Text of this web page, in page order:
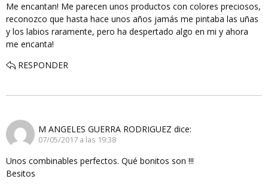
Me encantan! Me parecen unos productos con colores preciosos,
reconozco que hasta hace unos años jamás me pintaba las uñas
y los labios raramente, pero ha despertado algo en mi y ahora
me encanta!
RESPONDER
M ANGELES GUERRA RODRIGUEZ dice:
07/05/2017 a las 19:38
Unos combinables perfectos. Qué bonitos son !!!
Besitos